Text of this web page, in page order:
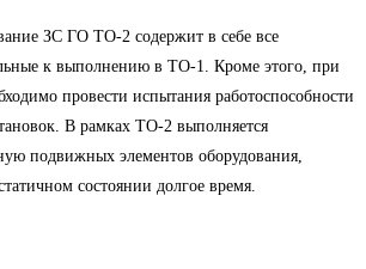
ЗС ГО ТО-2 содержит в себе все
к выполнению в ТО-1. Кроме этого, при
провести испытания работоспособности
В рамках ТО-2 выполняется
подвижных элементов оборудования,
состоянии долгое время.